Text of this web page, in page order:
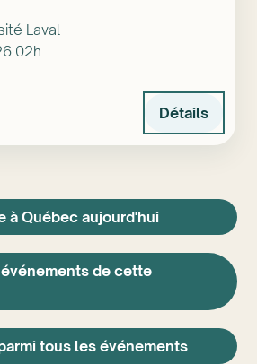
Laval
02h
Détails
à Québec aujourd'hui
de cette
tous les événements